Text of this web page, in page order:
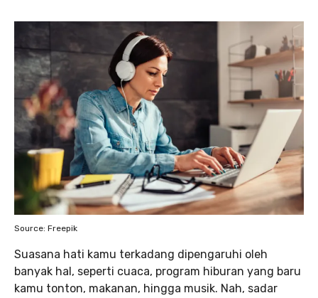
Source: Freepik
Suasana hati kamu terkadang dipengaruhi oleh
banyak hal, seperti cuaca, program hiburan yang baru
kamu tonton, makanan, hingga musik. Nah, sadar